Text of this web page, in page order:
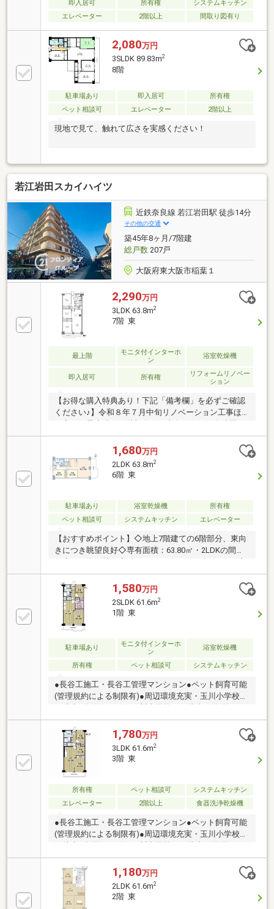
即入居可 所有権
システムキッチン
エレベーター
2階以上 間取り図有り
2,080万円
3SLDK 89.83m2
8階
駐車場あり 即入居可
所有権
ペット相談可
エレベーター 2階以上
現地で見て、触れて広さを実感ください！
若江岩田スカイハイツ
近鉄奈良線 若江岩田駅 徒歩14分
その他の交通
築45年8ヶ月/7階建
総戸数207戸
大阪府東大阪市稲葉１
2,290万円
3LDK 63.8m2
7階 東
最上階
モニタ付インターホ
ン
浴室乾燥機
即入居可 所有権
リフォームリノベー
ション
【お得な購入特典あり！下記「備考欄」を必ずご確認
ください♪】令和８年７月中旬リノベーション工事ほ
ぼ完了／最上階（７階部分）／東向き住戸／食洗機・
浴室乾燥機付き／ペット飼育可※細則有り／長期修繕
1,680万円
2LDK 63.8m2
6階 東
駐車場あり 浴室乾燥機
所有権
ペット相談可
システムキッチン エレベーター
【おすすめポイント】◇地上7階建ての6階部分、東向
きにつき眺望良好◇専有面積：63.80㎡・2LDKの間取
り◇LDK約17帖の広々としたリビング・ダイニング◇
ペット飼育可能(規約による制限あり)●フルリノベーシ
ョン履歴有り(2021年9月)・キッチン場所の移設、交
換 ・パントリー造設・浴室交換 ・洗面台交換 ・
トイレ交換・全面クロス貼替 ・全面フローリング貼
替・シューズクローゼット交換 ・建具交換
1,580万円
2SLDK 61.6m2
1階 東
駐車場あり
モニタ付インターホ
ン
浴室乾燥機
所有権 ペット相談可 システムキッチン
●長谷工施工・長谷工管理マンション●ペット飼育可能
(管理規約による制限有)●周辺環境充実・玉川小学校ま
で徒歩3分(約200m)・玉川中学校まで徒歩16分(約
1240m)・スギドラッグ菱江店まで徒歩3分(220m)・セ
ブンイレブン東大阪稲葉1丁目店まで徒歩5分(400m)・
エディオン東大阪店まで徒歩11分(860m)●2026年3月
リフォーム完了【リフォーム内容】・フローリング上
貼、クロス張替え・システムキッチン新調・ユニット
バス新調・トイレ新調・建具新調・給湯器新調・ハウ
スクリーニング・他
1,780万円
3LDK 61.6m2
3階 東
所有権 ペット相談可
システムキッチン
エレベーター
2階以上 食器洗浄乾燥機
●長谷工施工・長谷工管理マンション●ペット飼育可能
(管理規約による制限有)●周辺環境充実・玉川小学校ま
で徒歩3分(約200m)・玉川中学校まで徒歩16分(約
1240m)・スギドラッグ菱江店まで徒歩3分(220m)・セ
ブンイレブン東大阪稲葉1丁目店まで徒歩5分(400m)・
エディオン東大阪店まで徒歩11分(860m)●2026年6月
リフォーム完了【リフォーム内容】・フローリング張
替え、クロス張替え・システムキッチン新調・ユニッ
1,180万円
2LDK 61.6m2
2階 東